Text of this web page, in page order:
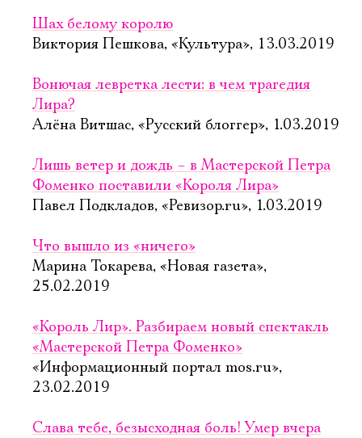
Шах белому королю
Виктория Пешкова, «Культура», 13.03.2019
Вонючая левретка лести: в чем трагедия
Лира?
Алёна Витшас, «Русский блоггер», 1.03.2019
Лишь ветер и дождь – в Мастерской Петра
Фоменко поставили «Короля Лира»
Павел Подкладов, «Ревизор.ru», 1.03.2019
Что вышло из «ничего»
Марина Токарева, «Новая газета»,
25.02.2019
«Король Лир». Разбираем новый спектакль
«Мастерской Петра Фоменко»
«Информационный портал mos.ru»,
23.02.2019
Слава тебе, безысходная боль! Умер вчера